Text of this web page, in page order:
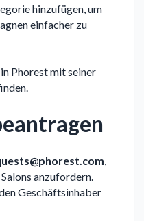
hinzufügen, um
einfacher zu
Phorest mit seiner
,
anzufordern.
Geschäftsinhaber